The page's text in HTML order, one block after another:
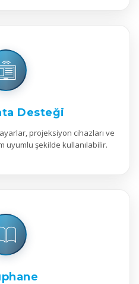
Desteği
projeksiyon cihazları ve
uyumlu şekilde kullanılabilir.